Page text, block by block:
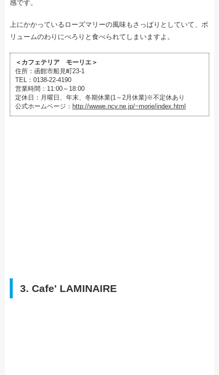
感です。
上にかかっているローズマリーの風味もさっぱりとしていて、ボ
リュームのわりにぺろりと食べられてしまいますよ。
＜カフェテリア モーリエ＞
住所：函館市船見町23-1
TEL：0138-22-4190
営業時間：11:00～18:00
定休日：月曜日、年末、冬期休業(1～2月休業)※不定休あり
公式ホームページ： http://wwwe.ncv.ne.jp/~morie/index.html
3. Cafe' LAMINAIRE